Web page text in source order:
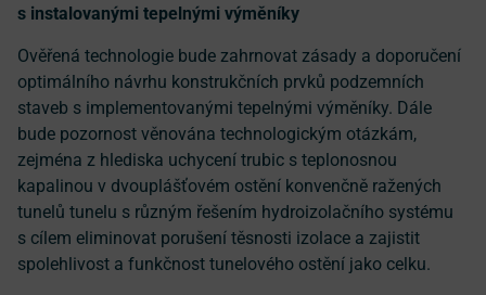
s instalovanými tepelnými výměníky
Ověřená technologie bude zahrnovat zásady a doporučení
optimálního návrhu konstrukčních prvků podzemních
staveb s implementovanými tepelnými výměníky. Dále
bude pozornost věnována technologickým otázkám,
zejména z hlediska uchycení trubic s teplonosnou
kapalinou v dvouplášťovém ostění konvenčně ražených
tunelů tunelu s různým řešením hydroizolačního systému
s cílem eliminovat porušení těsnosti izolace a zajistit
spolehlivost a funkčnost tunelového ostění jako celku.